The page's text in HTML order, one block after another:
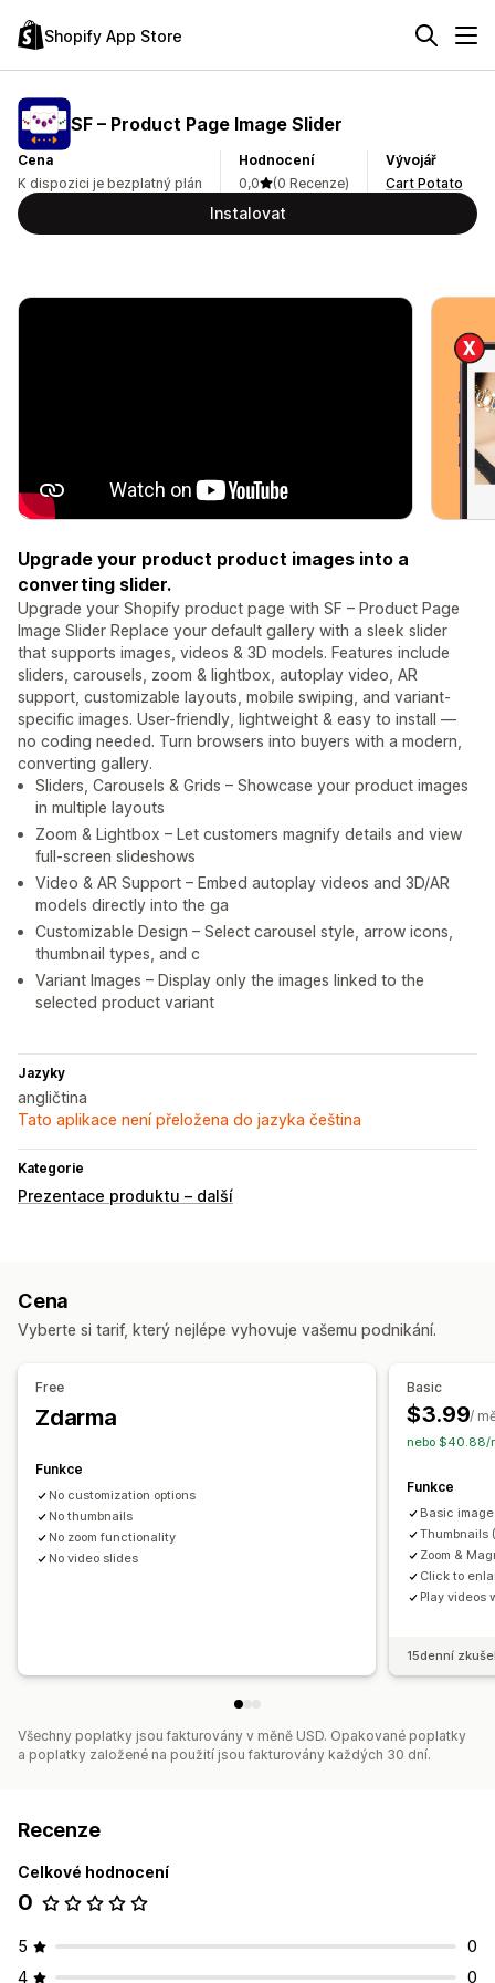
Shopify App Store
SF – Product Page Image Slider
Cena
K dispozici je bezplatný plán
Hodnocení
0,0
(0 Recenze)
Vývojář
Cart Potato
Instalovat
Upgrade your product product images into a
converting slider.
Upgrade your Shopify product page with SF – Product Page
Image Slider Replace your default gallery with a sleek slider
that supports images, videos & 3D models. Features include
sliders, carousels, zoom & lightbox, autoplay video, AR
support, customizable layouts, mobile swiping, and variant-
specific images. User-friendly, lightweight & easy to install —
no coding needed. Turn browsers into buyers with a modern,
converting gallery.
Sliders, Carousels & Grids – Showcase your product images
in multiple layouts
Zoom & Lightbox – Let customers magnify details and view
full-screen slideshows
Video & AR Support – Embed autoplay videos and 3D/AR
models directly into the ga
Customizable Design – Select carousel style, arrow icons,
thumbnail types, and c
Variant Images – Display only the images linked to the
selected product variant
Jazyky
angličtina
Tato aplikace není přeložena do jazyka čeština
Kategorie
Prezentace produktu – další
Cena
Vyberte si tarif, který nejlépe vyhovuje vašemu podnikání.
Free
Zdarma
Funkce
No customization options
No thumbnails
No zoom functionality
No video slides
Basic
$3.99/
nebo $40.88/
Funkce
Basic
Thumbnails
Zoom &
Click to
Play videos
15denní
Všechny poplatky jsou fakturovány v měně USD. Opakované poplatky
a poplatky založené na použití jsou fakturovány každých 30 dní.
Recenze
Celkové hodnocení
0
5
0
4
0